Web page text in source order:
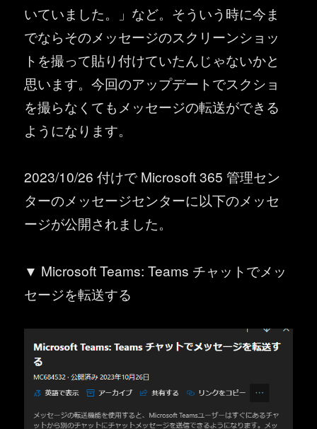
いていました。」など。そういう時に今ま
でならそのメッセージのスクリーンショッ
トを撮って貼り付けていたんじゃないかと
思います。今回のアップデートでスクショ
を撮らなくてもメッセージの転送ができる
ようになります。
2023/10/26 付けで Microsoft 365 管理セン
ターのメッセージセンターに以下のメッセ
ージが公開されました。
▼ Microsoft Teams: Teams チャットでメッ
セージを転送する